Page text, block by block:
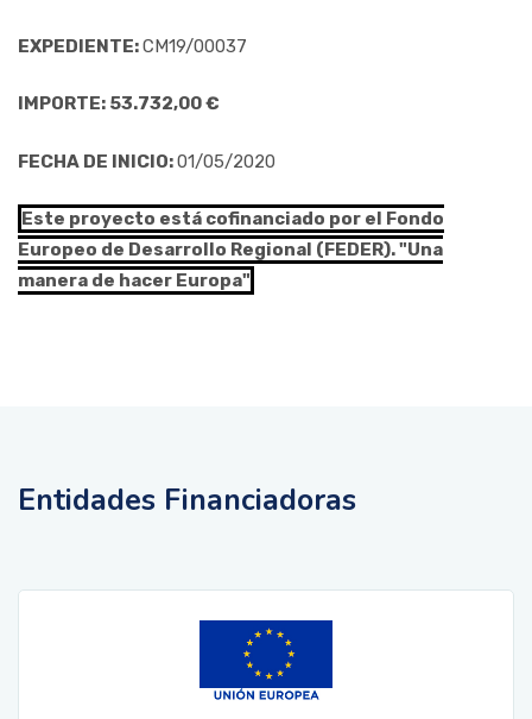
EXPEDIENTE:CM19/00037
IMPORTE: 53.732,00 €
FECHA DE INICIO:01/05/2020
Este proyecto está cofinanciado por el Fondo
Europeo de Desarrollo Regional (FEDER). "Una
manera de hacer Europa"
Entidades Financiadoras